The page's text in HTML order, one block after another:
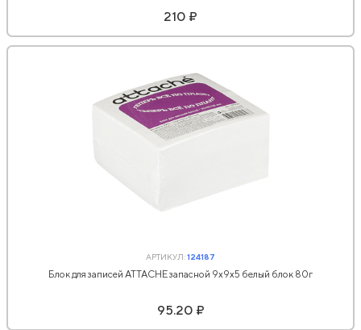
210 ₽
АРТИКУЛ:124187
Блок для записей ATTACHE запасной 9х9х5 белый блок 80г
95.20 ₽